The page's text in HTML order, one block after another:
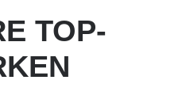
TOP-